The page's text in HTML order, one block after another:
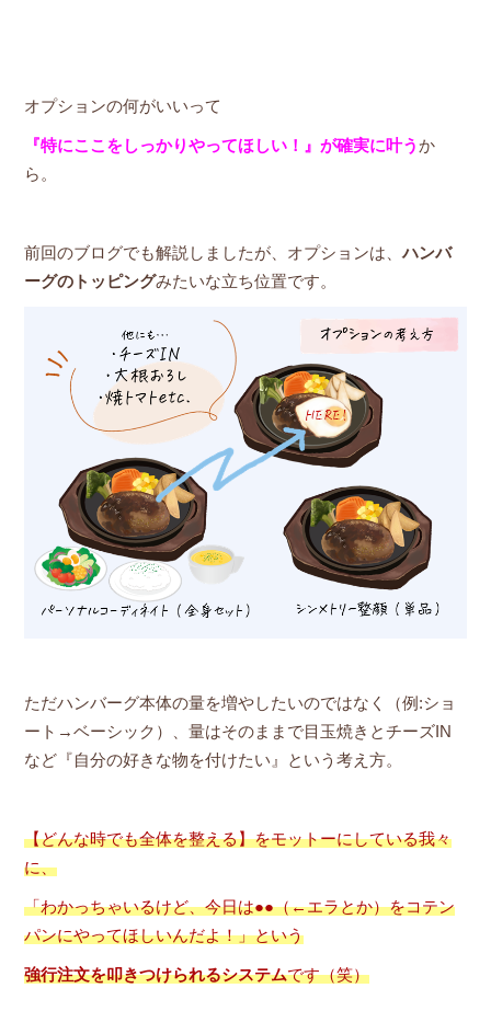
オプションの何がいいって
『特にここをしっかりやってほしい！』が確実に叶うか
ら。
前回のブログでも解説しましたが、オプションは、ハンバ
ーグのトッピングみたいな立ち位置です。
ただハンバーグ本体の量を増やしたいのではなく（例:ショ
ート→ベーシック）、量はそのままで目玉焼きとチーズIN
など『自分の好きな物を付けたい』という考え方。
【どんな時でも全体を整える】をモットーにしている我々
に、
「わかっちゃいるけど、今日は●●（←エラとか）をコテン
パンにやってほしいんだよ！」という
強行注文を叩きつけられるシステムです（笑）